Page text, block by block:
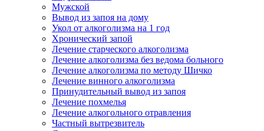
Мужской
Вывод из запоя на дому
Укол от алкоголизма на 1 год
Хронический запой
Лечение старческого алкоголизма
Лечение алкоголизма без ведома больного
Лечение алкоголизма по методу Шичко
Лечение винного алкоголизма
Принудительный вывод из запоя
Лечение похмелья
Лечение алкогольного отравления
Частный вытрезвитель